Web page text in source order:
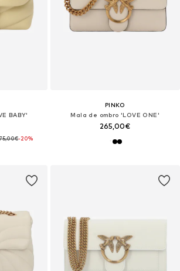
BABY'
-20%
PINKO
Mala de ombro 'LOVE ONE'
265,00€